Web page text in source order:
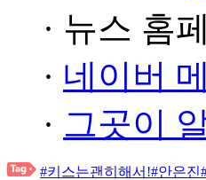
· 뉴스 홈
· 네이버
· 그곳이
#키스는괜히해서!#안은진